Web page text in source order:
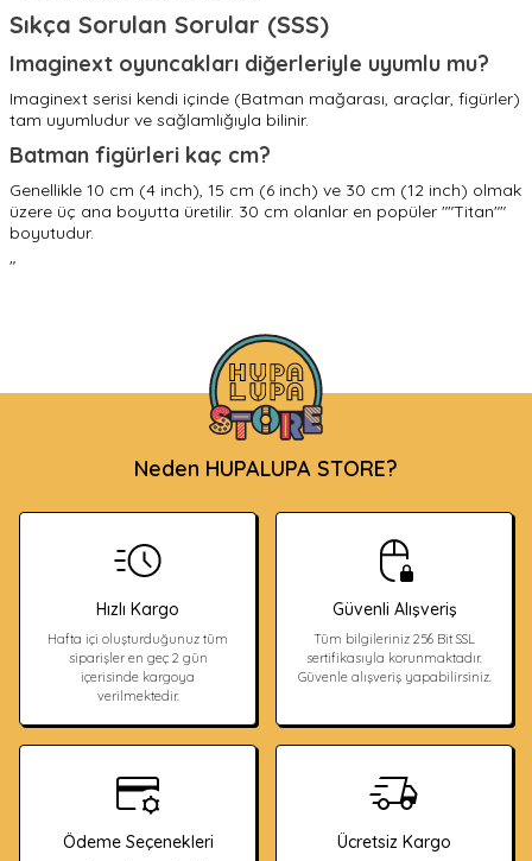
Sıkça Sorulan Sorular (SSS)
Imaginext oyuncakları diğerleriyle uyumlu mu?
Imaginext serisi kendi içinde (Batman mağarası, araçlar, figürler)
tam uyumludur ve sağlamlığıyla bilinir.
Batman figürleri kaç cm?
Genellikle 10 cm (4 inch), 15 cm (6 inch) ve 30 cm (12 inch) olmak
üzere üç ana boyutta üretilir. 30 cm olanlar en popüler ""Titan""
boyutudur.
"
Neden HUPALUPA STORE?
Hızlı Kargo
Hafta içi oluşturduğunuz tüm
siparişler en geç 2 gün
içerisinde kargoya
verilmektedir.
Güvenli Alışveriş
Tüm bilgileriniz 256 Bit SSL
sertifikasıyla korunmaktadır.
Güvenle alışveriş yapabilirsiniz.
Ödeme Seçenekleri Ücretsiz Kargo